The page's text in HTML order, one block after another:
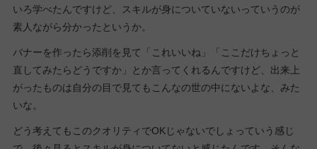
いろ学べたんですけど、スキルが身についていないっていうのが
素人ながら分かったというか。
バナーを作ったら添削を見て「これいいね」「ここだけちょっと
直してみたらどうですか」とか言ってくれるんですけど、出来上
がったものは自分の目で見てもこんなの世の中にないよな、みた
いな。
どう考えてもこのクオリティでOKじゃないでしょっていう感じ